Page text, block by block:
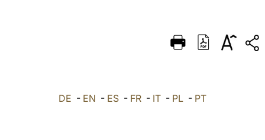
DEUTSCH
العربيّة DE - EN - ES - FR - IT - PL - PT